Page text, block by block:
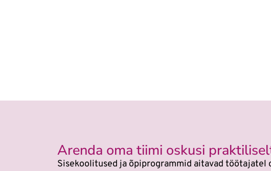
Arenda oma tiimi oskusi
Sisekoolitused ja õpiprogrammid aitavad töötajatel